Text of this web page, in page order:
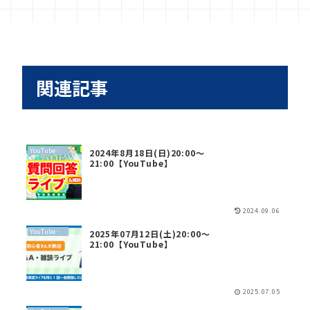
関連記事
YouTubeライブ
2024年8月18日(日)20:00～
21:00【YouTube】
2024.09.06
YouTubeライブ
2025年07月12日(土)20:00〜
21:00【YouTube】
2025.07.05